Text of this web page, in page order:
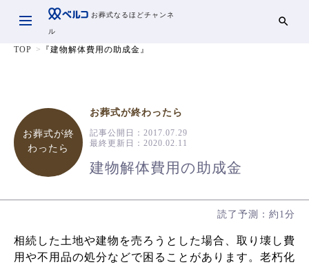
お葬式なるほどチャンネ
ル
TOP 『建物解体費用の助成金』
お葬式が終
わったら
お葬式が終わったら
記事公開日： 2017.07.29
最終更新日： 2020.02.11
建物解体費用の助成金
読了予測：約1分
相続した土地や建物を売ろうとした場合、取り壊し費
用や不用品の処分などで困ることがあります。老朽化